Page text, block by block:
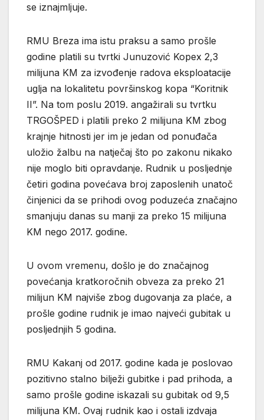
se iznajmljuje.
RMU Breza ima istu praksu a samo prošle
godine platili su tvrtki Junuzović Kopex 2,3
milijuna KM za izvođenje radova eksploatacije
uglja na lokalitetu površinskog kopa “Koritnik
II”. Na tom poslu 2019. angažirali su tvrtku
TRGOŠPED i platili preko 2 milijuna KM zbog
krajnje hitnosti jer im je jedan od ponuđača
uložio žalbu na natječaj što po zakonu nikako
nije moglo biti opravdanje. Rudnik u posljednje
četiri godina povećava broj zaposlenih unatoč
činjenici da se prihodi ovog poduzeća značajno
smanjuju danas su manji za preko 15 milijuna
KM nego 2017. godine.
U ovom vremenu, došlo je do značajnog
povećanja kratkoročnih obveza za preko 21
milijun KM najviše zbog dugovanja za plaće, a
prošle godine rudnik je imao najveći gubitak u
posljednjih 5 godina.
RMU Kakanj od 2017. godine kada je poslovao
pozitivno stalno bilježi gubitke i pad prihoda, a
samo prošle godine iskazali su gubitak od 9,5
milijuna KM. Ovaj rudnik kao i ostali izdvaja